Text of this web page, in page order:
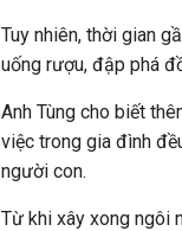
Tuy nhiên, thời gian
uống rượu, đập phá
Anh Tùng cho biết
việc trong gia đình
người con.
Từ khi xây xong ngôi